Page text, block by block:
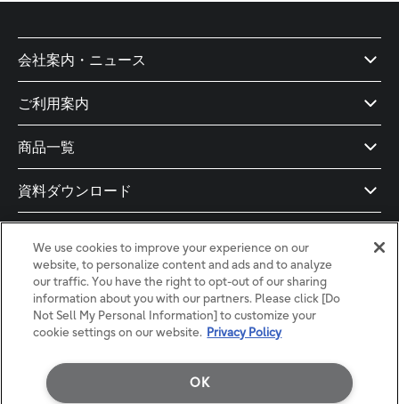
会社案内・ニュース
ご利用案内
商品一覧
資料ダウンロード
導入支援
お役立ち記事
We use cookies to improve your experience on our
website, to personalize content and ads and to analyze
our traffic. You have the right to opt-out of our sharing
information about you with our partners. Please click [Do
Not Sell My Personal Information] to customize your
cookie settings on our website. Privacy Policy
OK